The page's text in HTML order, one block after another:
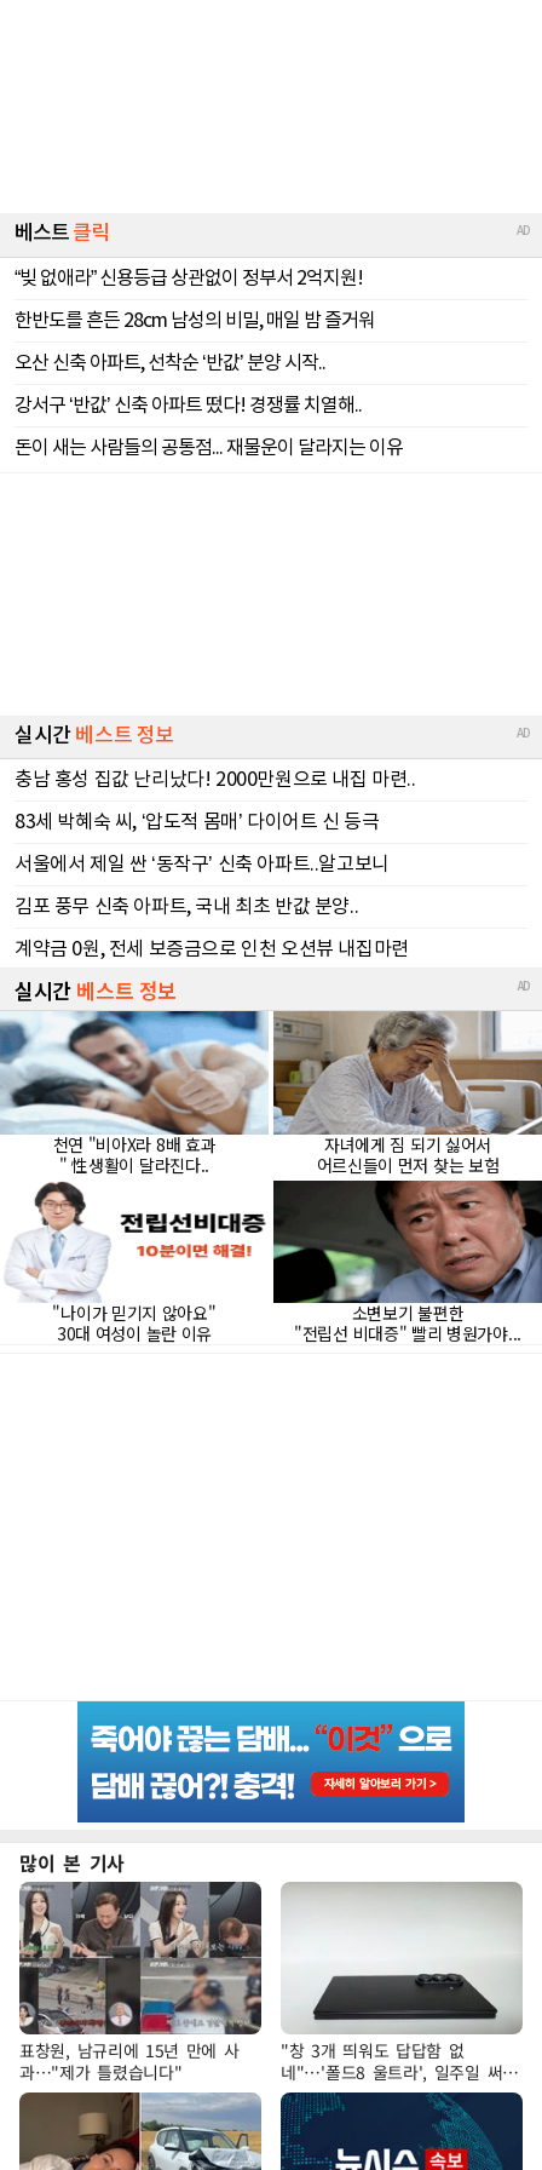
많이 본 기사
표창원, 남규리에 15년 만에 사
과…"제가 틀렸습니다"
"창 3개 띄워도 답답함 없
네"…'폴드8 울트라', 일주일 써보
니